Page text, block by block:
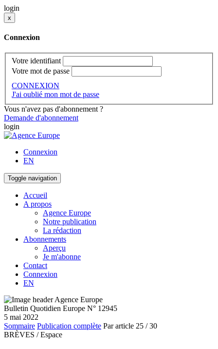
login
x
Connexion
Votre identifiant
Votre mot de passe
CONNEXION
J'ai oublié mon mot de passe
Vous n'avez pas d'abonnement ?
Demande d'abonnement
login
Connexion
EN
Toggle navigation
Accueil
A propos
Agence Europe
Notre publication
La rédaction
Abonnements
Aperçu
Je m'abonne
Contact
Connexion
EN
Bulletin Quotidien Europe N° 12945
5 mai 2022
Sommaire Publication complète Par article 25 / 30
BRÈVES / Espace